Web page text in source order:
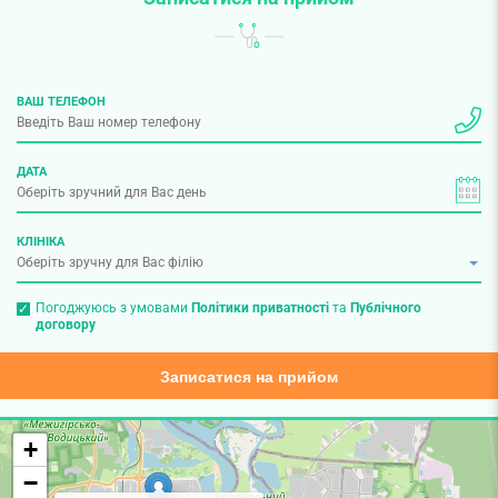
ВАШ ТЕЛЕФОН
ДАТА
КЛІНІКА
Погоджуюсь з умовами Політики приватностіта Публічного
договору
Записатися на прийом
+
−